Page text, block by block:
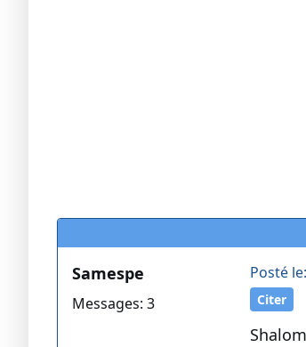
Samespe
Messages: 3
Posté
Citer